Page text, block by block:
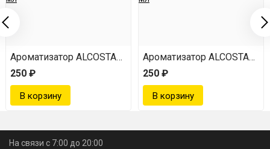
Rum Кубинский ром, 30 мл
Ароматизатор ALCOSTAR Cuba Rum Кубинский ром, 30 мл
250 ₽
Ароматизатор ALCOSTAR
250 ₽
На связи с 7:00 до 20:00